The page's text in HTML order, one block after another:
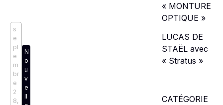
s
e
pt
e
m
br
e
2
8,
N
o
u
v
e
ll
« MONTURE
OPTIQUE »
LUCAS DE
STAËL avec
« Stratus »
CATÉGORIE